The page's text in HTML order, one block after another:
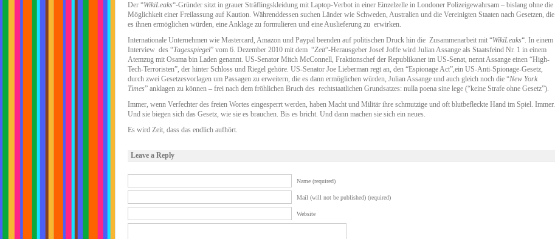
Der “WikiLeaks“-Gründer sitzt in grauer Sträflingskleidung mit Laptop-Verbot in einer Einzelzelle in Londoner Polizeigewahrsam – bislang ohne die
Möglichkeit einer Freilassung auf Kaution. Währenddessen suchen Länder wie Schweden, Australien und die Vereinigten Staaten nach Gesetzen, die
es ihnen ermöglichen würden, eine Anklage zu formulieren und eine Auslieferung zu erwirken.
Internationale Unternehmen wie Mastercard, Amazon und Paypal beenden auf politischen Druck hin die Zusammenarbeit mit “WikiLeaks“. In einem
Interview des “Tagesspiegel” vom 6. Dezember 2010 mit dem “Zeit“-Herausgeber Josef Joffe wird Julian Assange als Staatsfeind Nr. 1 in einem
Atemzug mit Osama bin Laden genannt. US-Senator Mitch McConnell, Fraktionschef der Republikaner im US-Senat, nennt Assange einen “High-
Tech-Terroristen”, der hinter Schloss und Riegel gehöre. US-Senator Joe Lieberman regt an, den “Espionage Act”,ein US-Anti-Spionage-Gesetz,
durch zwei Gesetzesvorlagen um Passagen zu erweitern, die es dann ermöglichen würden, Julian Assange und auch gleich noch die “New York
Times” anklagen zu können – frei nach dem fröhlichen Bruch des rechtstaatlichen Grundsatzes: nulla poena sine lege (“keine Strafe ohne Gesetz”).
Immer, wenn Verfechter des freien Wortes eingesperrt werden, haben Macht und Militär ihre schmutzige und oft blutbefleckte Hand im Spiel. Immer.
Und sie biegen sich das Gesetz, wie sie es brauchen. Bis es bricht. Und dann machen sie sich ein neues.
Es wird Zeit, dass das endlich aufhört.
Leave a Reply
Name (required)
Mail (will not be published) (required)
Website